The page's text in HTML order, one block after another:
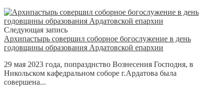
Следующая запись
Архипастырь совершил соборное богослужение в день
годовщины образования Ардатовской епархии
29 мая 2023 года, попразднство Вознесения Господня, в
Никольском кафедральном соборе г.Ардатова была
совершена...